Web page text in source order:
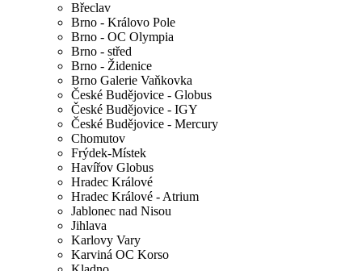
Břeclav
Brno - Královo Pole
Brno - OC Olympia
Brno - střed
Brno - Židenice
Brno Galerie Vaňkovka
České Budějovice - Globus
České Budějovice - IGY
České Budějovice - Mercury
Chomutov
Frýdek-Místek
Havířov Globus
Hradec Králové
Hradec Králové - Atrium
Jablonec nad Nisou
Jihlava
Karlovy Vary
Karviná OC Korso